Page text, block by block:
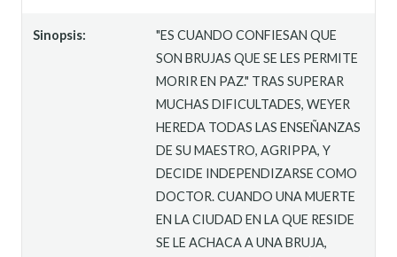
Sinopsis:
"ES CUANDO CONFIESAN QUE
SON BRUJAS QUE SE LES PERMITE
MORIR EN PAZ." TRAS SUPERAR
MUCHAS DIFICULTADES, WEYER
HEREDA TODAS LAS ENSEÑANZAS
DE SU MAESTRO, AGRIPPA, Y
DECIDE INDEPENDIZARSE COMO
DOCTOR. CUANDO UNA MUERTE
EN LA CIUDAD EN LA QUE RESIDE
SE LE ACHACA A UNA BRUJA,